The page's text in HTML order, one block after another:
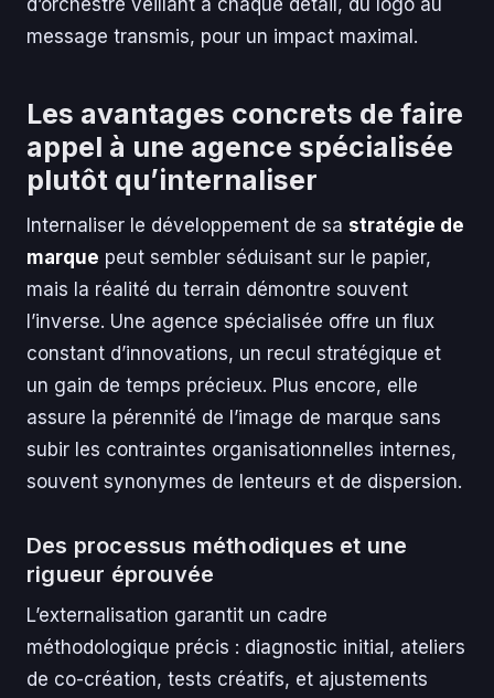
message transmis, pour un impact maximal.
Les avantages concrets de faire
appel à une agence spécialisée
plutôt qu’internaliser
Internaliser le développement de sa stratégie de
marque peut sembler séduisant sur le papier,
mais la réalité du terrain démontre souvent
l’inverse. Une agence spécialisée offre un flux
constant d’innovations, un recul stratégique et
un gain de temps précieux. Plus encore, elle
assure la pérennité de l’image de marque sans
subir les contraintes organisationnelles internes,
souvent synonymes de lenteurs et de dispersion.
Des processus méthodiques et une
rigueur éprouvée
L’externalisation garantit un cadre
méthodologique précis : diagnostic initial, ateliers
de co-création, tests créatifs, et ajustements